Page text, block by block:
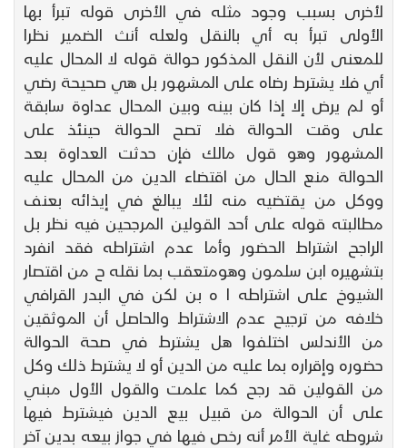
لأخرى بسبب وجود مثله في الأخرى قوله تبرأ بها
الأولى تبرأ به أي بالنقل ولعله أنث الضمير نظرا
للمعنى لأن النقل المذكور حوالة قوله لا المحال عليه
أي فلا يشترط رضاه على المشهور بل هي صحيحة رضي
أو لم يرض إلا إذا كان بينه وبين المحال عداوة سابقة
على وقت الحوالة فلا تصح الحوالة حينئذ على
المشهور وهو قول مالك فإن حدثت العداوة بعد
الحوالة منع الحال من اقتضاء الدين من المحال عليه
ووكل من يقتضيه منه لئلا يبالغ في إيذائه بعنف
مطالبته قوله على أحد القولين المرجحين فيه نظر بل
الراجح اشتراط الحضور وأما عدم اشتراطه فقد انفرد
بتشهيره ابن سلمون وهومتعقب بما نقله ح من اقتصار
الشيوخ على اشتراطه ا ه بن لكن في البدر القرافي
خلافه من ترجيح عدم الاشتراط والحاصل أن الموثقين
من الأندلس اختلفوا هل يشترط في صحة الحوالة
حضوره وإقراره بما عليه من الدين أو لا يشترط ذلك وكل
من القولين قد رجح كما علمت والقول الأول مبني
على أن الحوالة من قبيل بيع الدين فيشترط فيها
شروطه غاية الأمر أنه رخص فيها في جواز بيعه بدين آخر